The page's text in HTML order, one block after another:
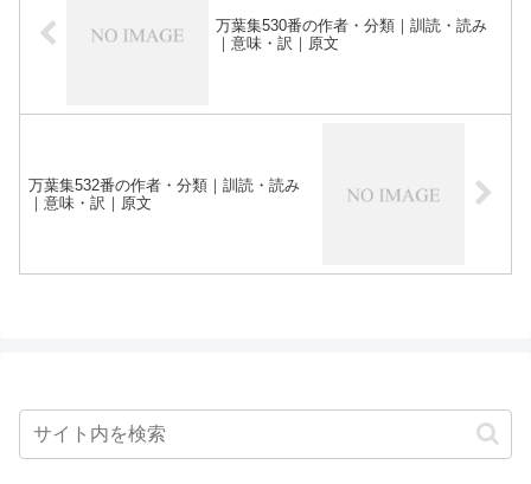
万葉集530番の作者・分類｜訓読・読み
｜意味・訳｜原文
万葉集532番の作者・分類｜訓読・読み
｜意味・訳｜原文